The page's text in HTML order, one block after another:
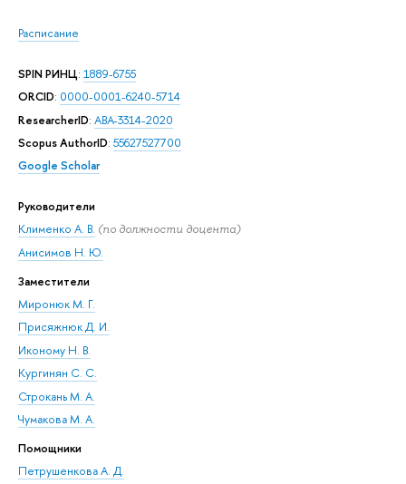
Расписание
SPIN РИНЦ: 1889-6755
ORCID: 0000-0001-6240-5714
ResearcherID: ABA-3314-2020
Scopus AuthorID: 55627527700
Google Scholar
Руководители
Клименко А. В. (по должности доцента)
Анисимов Н. Ю.
Заместители
Миронюк М. Г.
Присяжнюк Д. И.
Иконому Н. В.
Кургинян С. С.
Строкань М. А.
Чумакова М. А.
Помощники
Петрушенкова А. Д.